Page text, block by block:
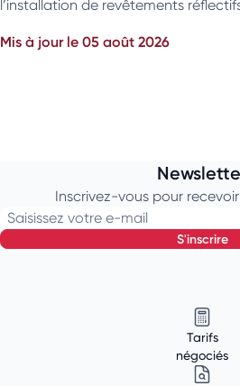
l’installation de revêtements
Mis à jour le 05 août 2026
Inscrivez-vous pour
Saisissez votre e-mail
s'inscrire
Tarifs
négociés